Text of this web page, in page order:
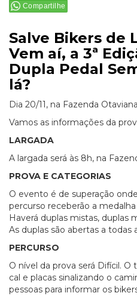
Compartilhe
Salve Bikers de
Vem aí, a 3ª
Dupla Pedal
lá?
Dia 20/11, na Fazenda
Vamos as informações da
LARGADA
A largada será às 8h, na
PROVA E CATEGORIAS
O evento é de superação
percurso receberão a
Haverá duplas mistas, duplas
As duplas são abertas a todas
PERCURSO
O nível da prova será Difícil.
cal e placas sinalizando o
pessoas para informar os